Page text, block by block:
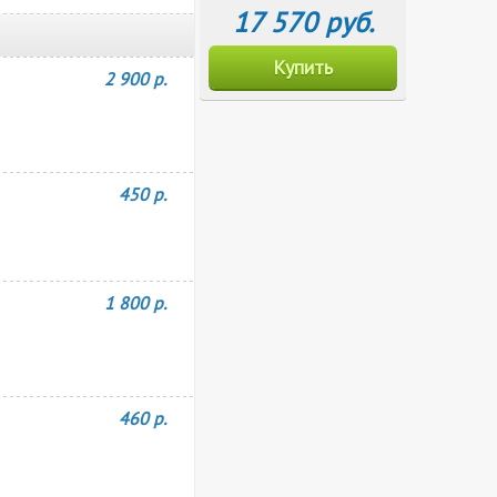
2 900 р.
450 р.
1 800 р.
460 р.
17 570 руб.
Купить